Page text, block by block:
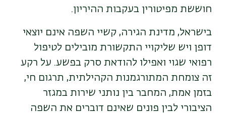
חוששת מפיטורין בעקבות ההיריון.
בישראל, מדינת הגירה, קשיי השפה אינם יוצאי
דופן ויש שליקויי התקשורת מובילים לטיפול
רפואי שגוי ואפילו להודאת סרק בפשע. על רקע
זה צומחת המתורגמנות הקהילתית, תרגום חי,
בזמן אמת, המחבר בין נותני שירות במגזר
הציבורי לבין פונים שאינם דוברים את השפה